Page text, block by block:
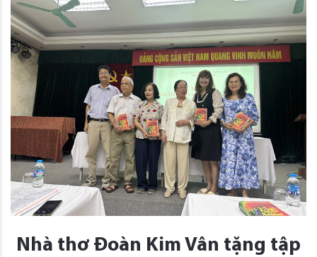
Nhà thơ Đoàn Kim Vân tặng tập